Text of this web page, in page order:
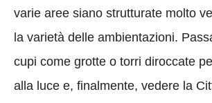
varie aree siano strutturate molto
la varietà delle ambientazioni.
cupi come grotte o torri diroccate
alla luce e, finalmente, vedere la